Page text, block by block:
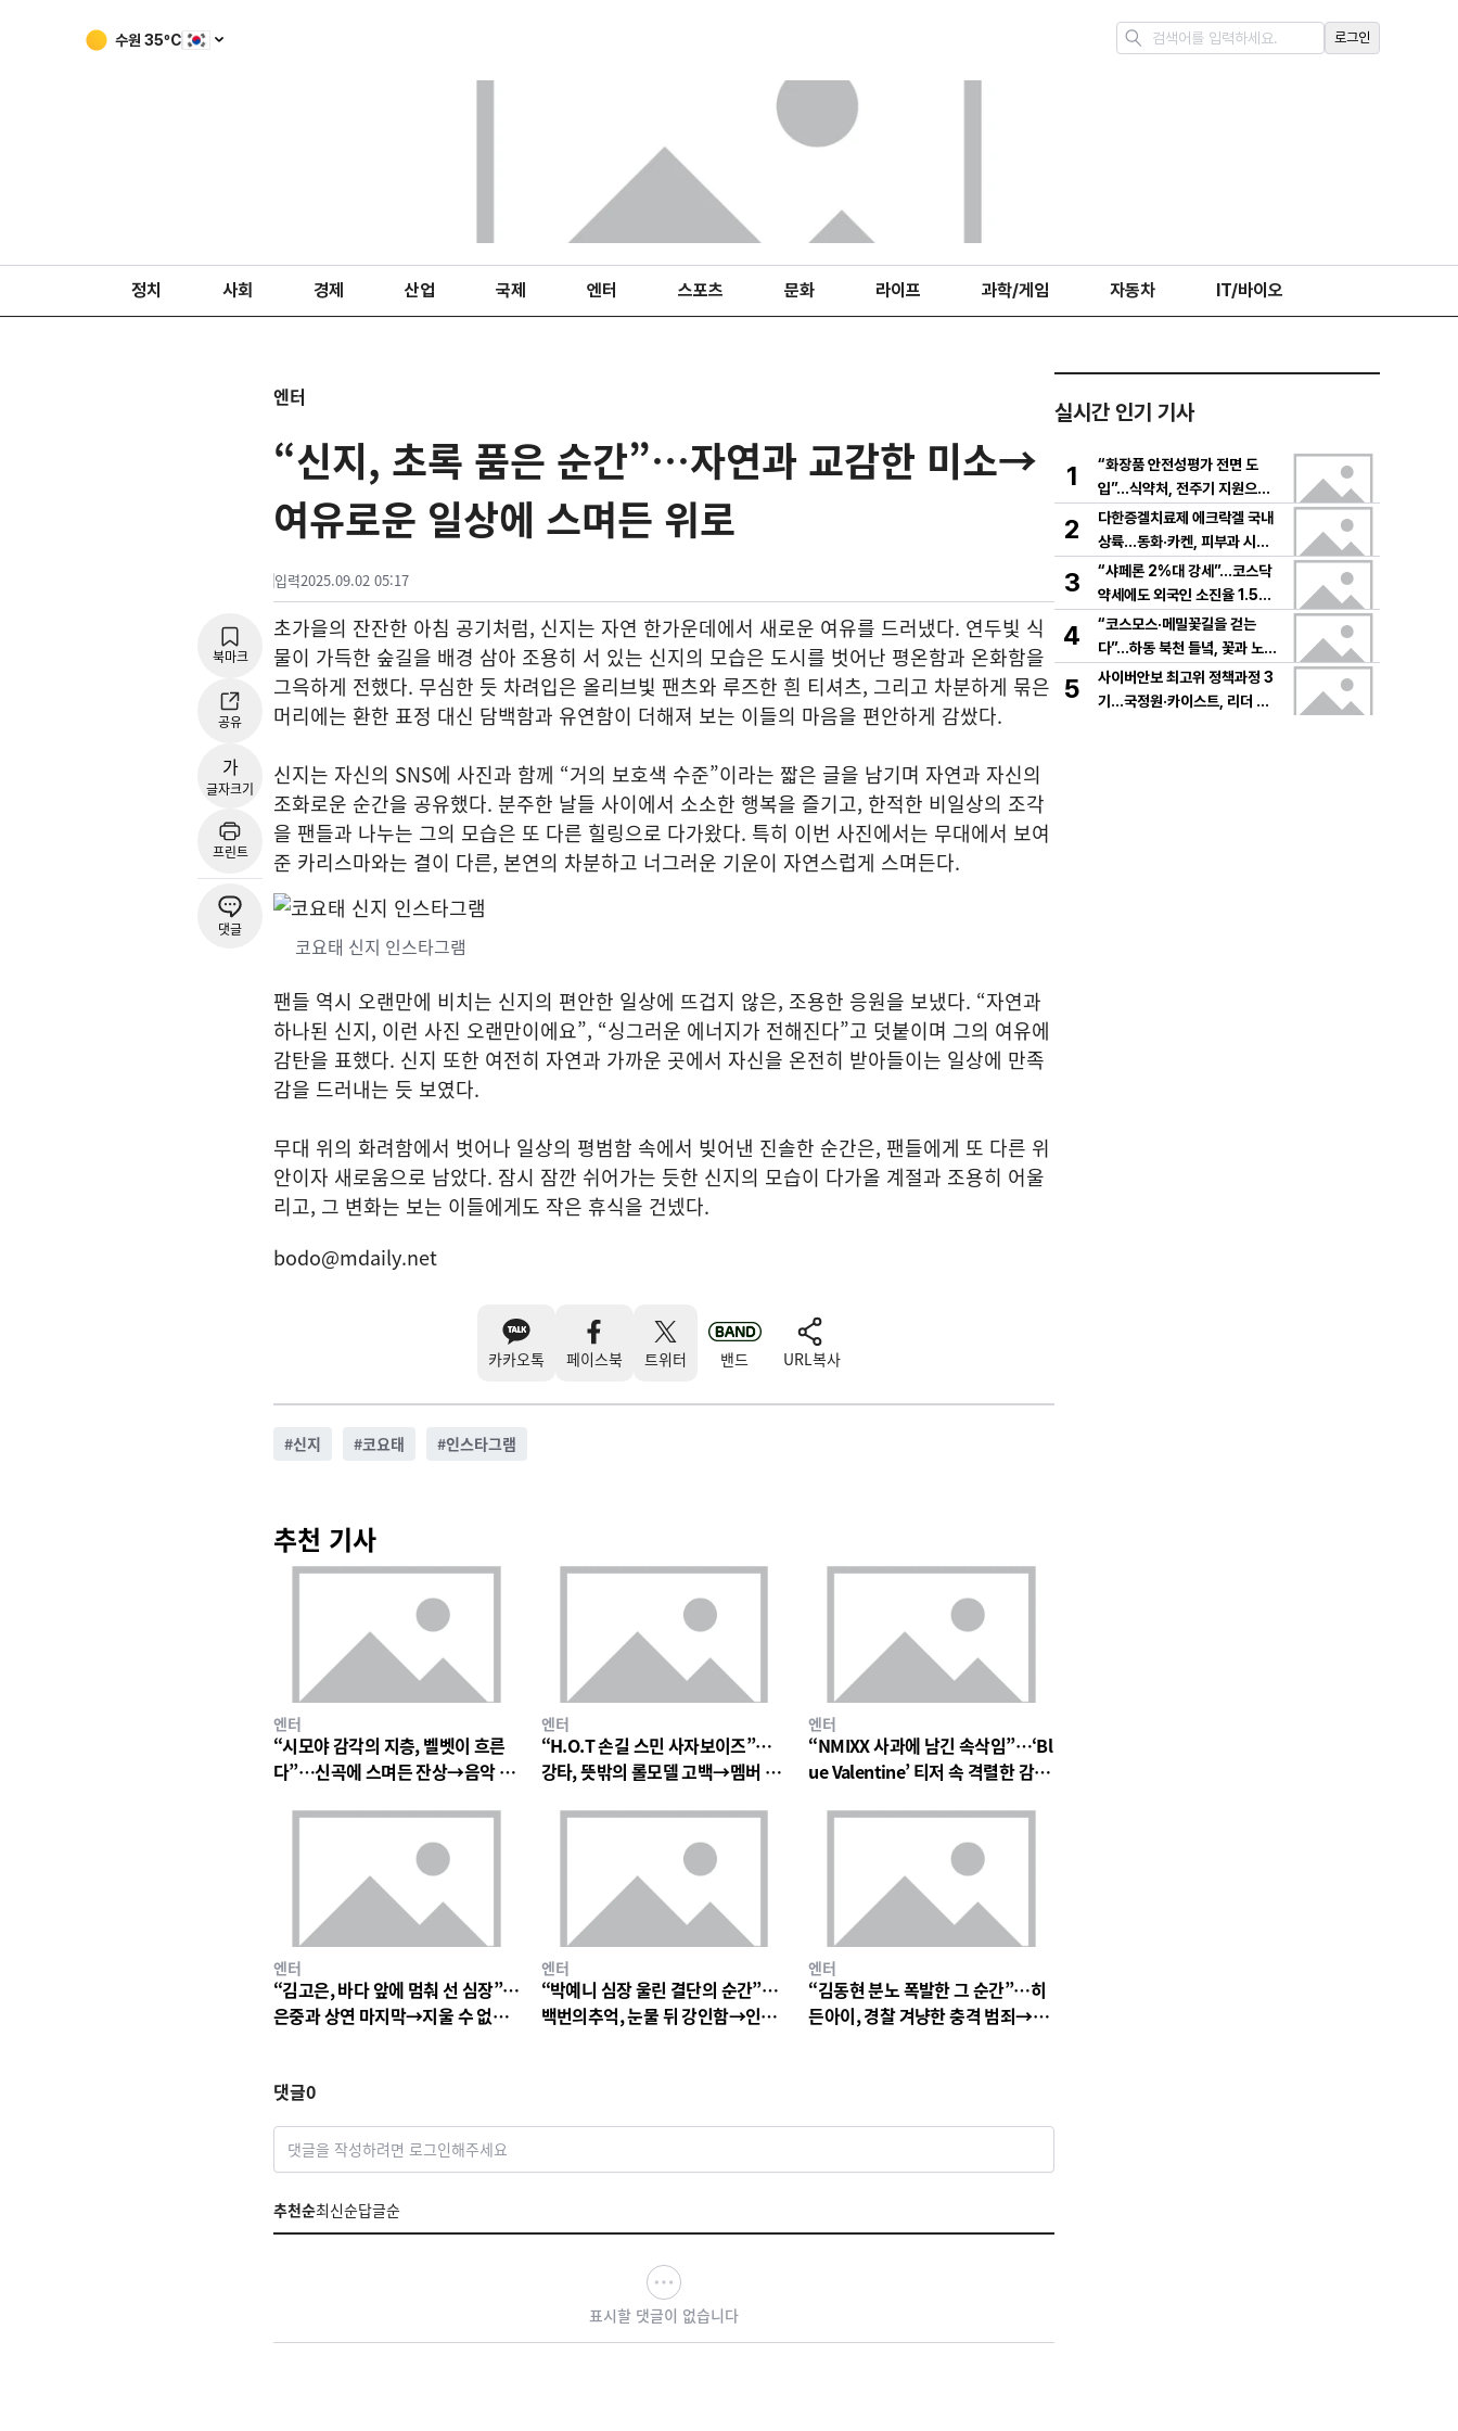
수원 35ºC 로그인
정치 사회 경제 산업 국제 엔터 스포츠 문화 라이프 과학/게임 자동차 IT/바이오
엔터
“신지, 초록 품은 순간”…자연과 교감한 미소→
여유로운 일상에 스며든 위로
입력2025.09.02 05:17
북마크
공유
가
글자크기
프린트
댓글
초가을의 잔잔한 아침 공기처럼, 신지는 자연 한가운데에서 새로운 여유를 드러냈다. 연두빛 식
물이 가득한 숲길을 배경 삼아 조용히 서 있는 신지의 모습은 도시를 벗어난 평온함과 온화함을
그윽하게 전했다. 무심한 듯 차려입은 올리브빛 팬츠와 루즈한 흰 티셔츠, 그리고 차분하게 묶은
머리에는 환한 표정 대신 담백함과 유연함이 더해져 보는 이들의 마음을 편안하게 감쌌다.
신지는 자신의 SNS에 사진과 함께 “거의 보호색 수준”이라는 짧은 글을 남기며 자연과 자신의
조화로운 순간을 공유했다. 분주한 날들 사이에서 소소한 행복을 즐기고, 한적한 비일상의 조각
을 팬들과 나누는 그의 모습은 또 다른 힐링으로 다가왔다. 특히 이번 사진에서는 무대에서 보여
준 카리스마와는 결이 다른, 본연의 차분하고 너그러운 기운이 자연스럽게 스며든다.
코요태 신지 인스타그램
팬들 역시 오랜만에 비치는 신지의 편안한 일상에 뜨겁지 않은, 조용한 응원을 보냈다. “자연과
하나된 신지, 이런 사진 오랜만이에요”, “싱그러운 에너지가 전해진다”고 덧붙이며 그의 여유에
감탄을 표했다. 신지 또한 여전히 자연과 가까운 곳에서 자신을 온전히 받아들이는 일상에 만족
감을 드러내는 듯 보였다.
무대 위의 화려함에서 벗어나 일상의 평범함 속에서 빚어낸 진솔한 순간은, 팬들에게 또 다른 위
안이자 새로움으로 남았다. 잠시 잠깐 쉬어가는 듯한 신지의 모습이 다가올 계절과 조용히 어울
리고, 그 변화는 보는 이들에게도 작은 휴식을 건넸다.
bodo@mdaily.net
카카오톡 페이스북 트위터 밴드 URL복사
#신지 #코요태 #인스타그램
추천 기사
엔터
“시모야 감각의 지층, 벨벳이 흐른
다”…신곡에 스며든 잔상→음악 팬
엔터
“H.O.T 손길 스민 사자보이즈”…
강타, 뜻밖의 롤모델 고백→멤버 폭
엔터
“NMIXX 사과에 남긴 속삭임”…‘Bl
ue Valentine’ 티저 속 격렬한 감정
엔터
“김고은, 바다 앞에 멈춰 선 심장”…
은중과 상연 마지막→지울 수 없는
엔터
“박예니 심장 울린 결단의 순간”…
백번의추억, 눈물 뒤 강인함→인물
엔터
“김동현 분노 폭발한 그 순간”…히
든아이, 경찰 겨냥한 충격 범죄→출
댓글0
댓글을 작성하려면 로그인해주세요
추천순최신순답글순
표시할 댓글이 없습니다
실시간 인기 기사
1
“화장품 안전성평가 전면 도
입”…식약처, 전주기 지원으로
K뷰티 고도화
2
다한증겔치료제 에크락겔 국내
상륙…동화·카켄, 피부과 시장
공략
3
“샤페론 2%대 강세”…코스닥
약세에도 외국인 소진율 1.5
9% 기록
4
“코스모스·메밀꽃길을 걷는
다”…하동 북천 들녘, 꽃과 노래
로 물드는 가을의 하루
5
사이버안보 최고위 정책과정 3
기…국정원·카이스트, 리더 안